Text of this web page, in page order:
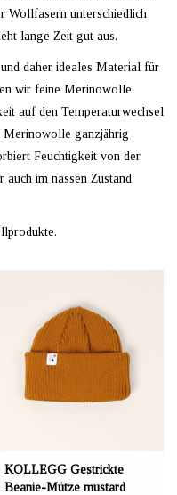
Wollfasern unterschiedlich
lange Zeit gut aus.
daher ideales Material für
wir feine Merinowolle.
auf den Temperaturwechsel
Merinowolle ganzjährig
Feuchtigkeit von der
im nassen Zustand
KOLLEGG Gestrickte
Beanie-Mütze mustard